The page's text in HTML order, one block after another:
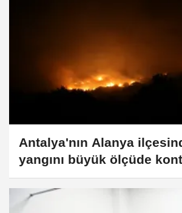
Antalya'nın Alanya
yangını büyük ölçüde
alındı